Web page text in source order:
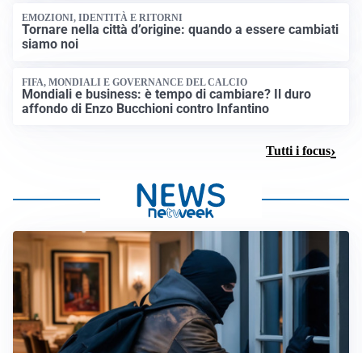
EMOZIONI, IDENTITÀ E RITORNI
Tornare nella città d’origine: quando a essere cambiati
siamo noi
FIFA, MONDIALI E GOVERNANCE DEL CALCIO
Mondiali e business: è tempo di cambiare? Il duro
affondo di Enzo Bucchioni contro Infantino
Tutti i focus